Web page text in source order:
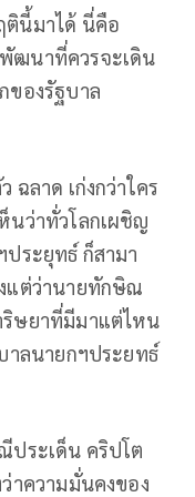
ตินี้มาได้ นี่คือ
ฒนาที่ควรจะเดิน
ของรัฐบาล
ลาด เก่งกว่าใคร
นว่าทั่วโลกเผชิญ
ระยุทธ์ ก็สามา
แต่ว่านายทักษิณ
ริษยาที่มีมาแต่ไหน
าลนายกฯประยทธ์
ประเด็น คริปโต
าความมั่นคงของ